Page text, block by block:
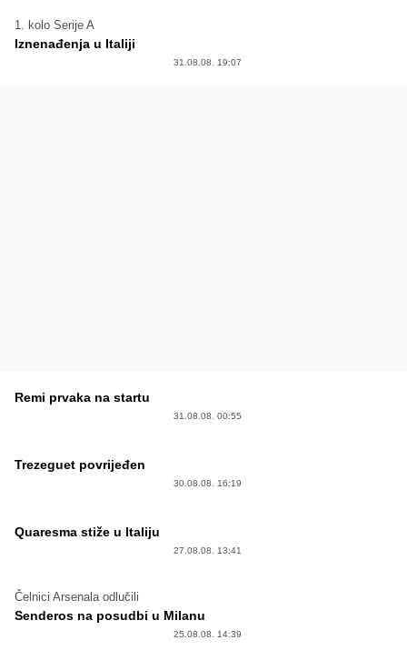
1. kolo Serije A
Iznenađenja u Italiji
31.08.08. 19:07
Remi prvaka na startu
31.08.08. 00:55
Trezeguet povrijeđen
30.08.08. 16:19
Quaresma stiže u Italiju
27.08.08. 13:41
Čelnici Arsenala odlučili
Senderos na posudbi u Milanu
25.08.08. 14:39